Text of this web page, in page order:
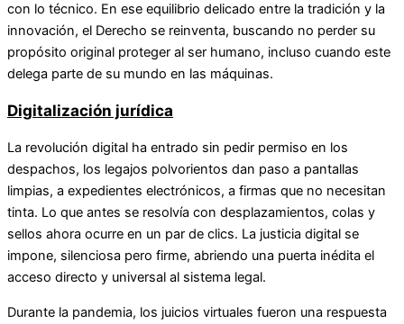
con lo técnico. En ese equilibrio delicado entre la tradición y la
innovación, el Derecho se reinventa, buscando no perder su
propósito original proteger al ser humano, incluso cuando este
delega parte de su mundo en las máquinas.
Digitalización jurídica
La revolución digital ha entrado sin pedir permiso en los
despachos, los legajos polvorientos dan paso a pantallas
limpias, a expedientes electrónicos, a firmas que no necesitan
tinta. Lo que antes se resolvía con desplazamientos, colas y
sellos ahora ocurre en un par de clics. La justicia digital se
impone, silenciosa pero firme, abriendo una puerta inédita el
acceso directo y universal al sistema legal.
Durante la pandemia, los juicios virtuales fueron una respuesta